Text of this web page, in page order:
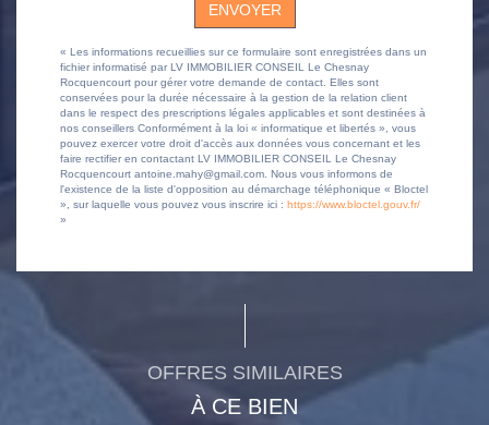
ENVOYER
« Les informations recueillies sur ce formulaire sont enregistrées dans un
fichier informatisé par LV IMMOBILIER CONSEIL Le Chesnay
Rocquencourt pour gérer votre demande de contact. Elles sont
conservées pour la durée nécessaire à la gestion de la relation client
dans le respect des prescriptions légales applicables et sont destinées à
nos conseillers Conformément à la loi « informatique et libertés », vous
pouvez exercer votre droit d'accès aux données vous concernant et les
faire rectifier en contactant LV IMMOBILIER CONSEIL Le Chesnay
Rocquencourt antoine.mahy@gmail.com. Nous vous informons de
l'existence de la liste d'opposition au démarchage téléphonique « Bloctel
», sur laquelle vous pouvez vous inscrire ici : https://www.bloctel.gouv.fr/
»
OFFRES SIMILAIRES
À CE BIEN